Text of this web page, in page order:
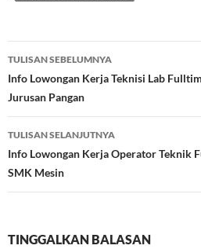
Navigasi
Tulisan
TULISAN SEBELUMNYA
Info Lowongan Kerja Teknisi Lab
Jurusan Pangan
TULISAN SELANJUTNYA
Info Lowongan Kerja Operator Teknik
SMK Mesin
TINGGALKAN BALASAN